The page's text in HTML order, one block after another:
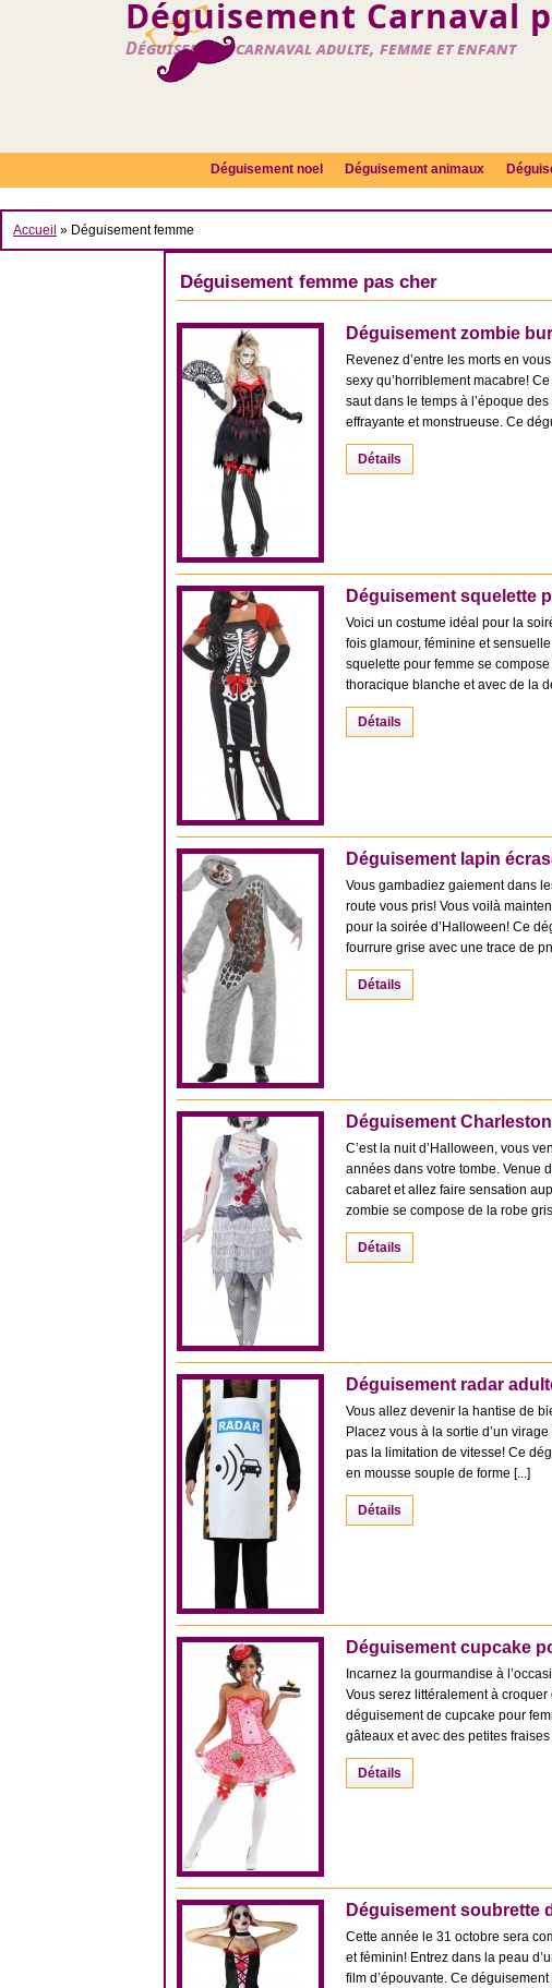
Déguisement Carnaval
Déguisement carnaval adulte, femme et enfant
Déguisement noel Déguisement animaux
Accueil » Déguisement femme
Déguisement femme pas cher
Déguisement zombie
Revenez d’entre les morts en
sexy qu’horriblement macabre!
saut dans le temps à l’époque
effrayante et monstrueuse. Ce
Détails
Déguisement squelette
Voici un costume idéal pour la
fois glamour, féminine et
squelette pour femme se
thoracique blanche et avec de la
Détails
Déguisement lapin
Vous gambadiez gaiement dans
route vous pris! Vous voilà
pour la soirée d’Halloween! Ce
fourrure grise avec une trace de
Détails
Déguisement
C’est la nuit d’Halloween, vous
années dans votre tombe. Venue
cabaret et allez faire sensation
zombie se compose de la robe
Détails
Déguisement radar
Vous allez devenir la hantise de
Placez vous à la sortie d’un
pas la limitation de vitesse! Ce
en mousse souple de forme [...]
Détails
Déguisement cupcake
Incarnez la gourmandise à
Vous serez littéralement à
déguisement de cupcake pour
gâteaux et avec des petites
Détails
Déguisement soubrette
Cette année le 31 octobre sera
et féminin! Entrez dans la peau
film d’épouvante. Ce